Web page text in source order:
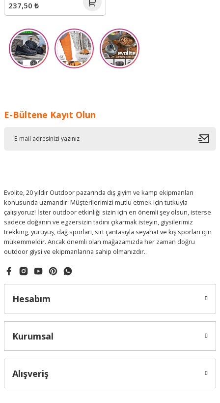
237,50 ₺
E-Bültene Kayıt Olun
Evolite, 20 yıldır Outdoor pazarında dış giyim ve kamp ekipmanları
konusunda uzmandır. Müşterilerimizi mutlu etmek için tutkuyla
çalışıyoruz! İster outdoor etkinliği sizin için en önemli şey olsun, isterse
sadece doğanın ve egzersizin tadını çıkarmak isteyin, giysilerimiz
trekking, yürüyüş, dağ sporları, sırt çantasıyla seyahat ve kış sporları için
mükemmeldir. Ancak önemli olan mağazamızda her zaman doğru
outdoor giysi ve ekipmanlarına sahip olmanızdır..
Hesabım
Kurumsal
Alışveriş